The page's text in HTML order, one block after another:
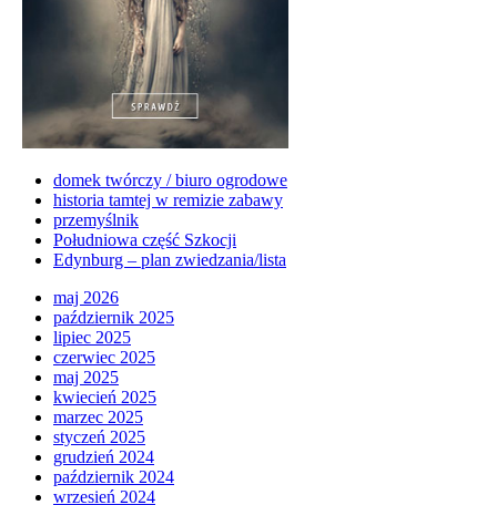
domek twórczy / biuro ogrodowe
historia tamtej w remizie zabawy
przemyślnik
Południowa część Szkocji
Edynburg – plan zwiedzania/lista
maj 2026
październik 2025
lipiec 2025
czerwiec 2025
maj 2025
kwiecień 2025
marzec 2025
styczeń 2025
grudzień 2024
październik 2024
wrzesień 2024